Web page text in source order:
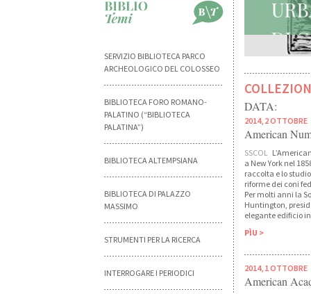
SERVIZIO BIBLIOTECA PARCO
ARCHEOLOGICO DEL COLOSSEO
BIBLIOTECA FORO ROMANO-
PALATINO (“BIBLIOTECA
PALATINA”)
BIBLIOTECA ALTEMPSIANA
BIBLIOTECA DI PALAZZO
MASSIMO
STRUMENTI PER LA RICERCA
INTERROGARE I PERIODICI
DATA:
2014, 2 OTTOBRE
American
SSCOL
a New York nel
raccolta e lo
riforme dei coni
Per molti anni la
Huntington,
elegante edificio
PÌU >
2014, 1 OTTOBRE
American